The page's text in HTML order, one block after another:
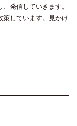
発信していきます。
策しています。見かけ